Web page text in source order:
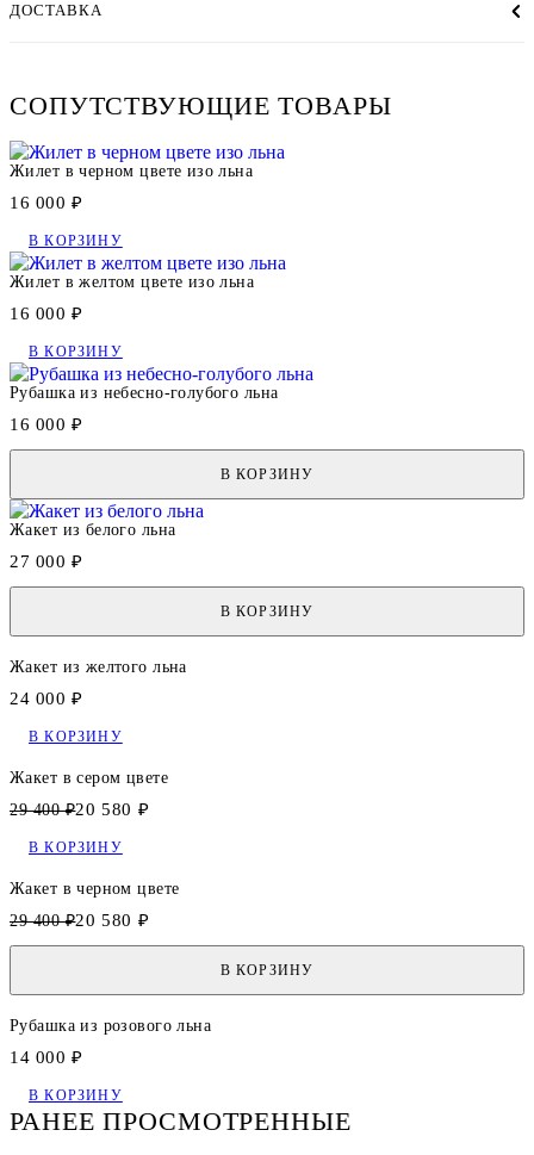
ДОСТАВКА
СОПУТСТВУЮЩИЕ ТОВАРЫ
Жилет в черном цвете изо льна
16 000 ₽
В КОРЗИНУ
Жилет в желтом цвете изо льна
16 000 ₽
В КОРЗИНУ
Рубашка из небесно-голубого льна
16 000 ₽
В КОРЗИНУ
Жакет из белого льна
27 000 ₽
В КОРЗИНУ
Жакет из желтого льна
24 000 ₽
В КОРЗИНУ
Жакет в сером цвете
29 400 ₽20 580 ₽
В КОРЗИНУ
Жакет в черном цвете
29 400 ₽20 580 ₽
В КОРЗИНУ
Рубашка из розового льна
14 000 ₽
В КОРЗИНУ
РАНЕЕ ПРОСМОТРЕННЫЕ